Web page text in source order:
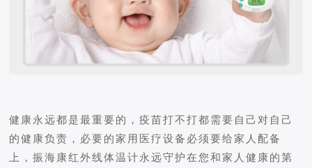
健康永远都是最重要的，疫苗打不打都需要自己对自己
的健康负责，必要的家用医疗设备必须要给家人配备
上，振海康红外线体温计永远守护在您和家人健康的第